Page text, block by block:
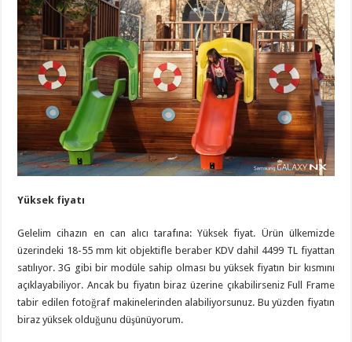
Yüksek fiyatı
Gelelim cihazın en can alıcı tarafına: Yüksek fiyat. Ürün ülkemizde
üzerindeki 18-55 mm kit objektifle beraber KDV dahil 4499 TL fiyattan
satılıyor. 3G gibi bir modüle sahip olması bu yüksek fiyatın bir kısmını
açıklayabiliyor. Ancak bu fiyatın biraz üzerine çıkabilirseniz Full Frame
tabir edilen fotoğraf makinelerinden alabiliyorsunuz. Bu yüzden fiyatın
biraz yüksek olduğunu düşünüyorum.